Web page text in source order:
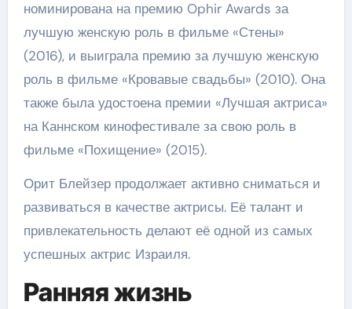
номинирована на премию Ophir Awards за
лучшую женскую роль в фильме «Стены»
(2016), и выиграла премию за лучшую женскую
роль в фильме «Кровавые свадьбы» (2010). Она
также была удостоена премии «Лучшая актриса»
на Каннском кинофестивале за свою роль в
фильме «Похищение» (2015).
Орит Блейзер продолжает активно сниматься и
развиваться в качестве актрисы. Её талант и
привлекательность делают её одной из самых
успешных актрис Израиля.
Ранняя жизнь